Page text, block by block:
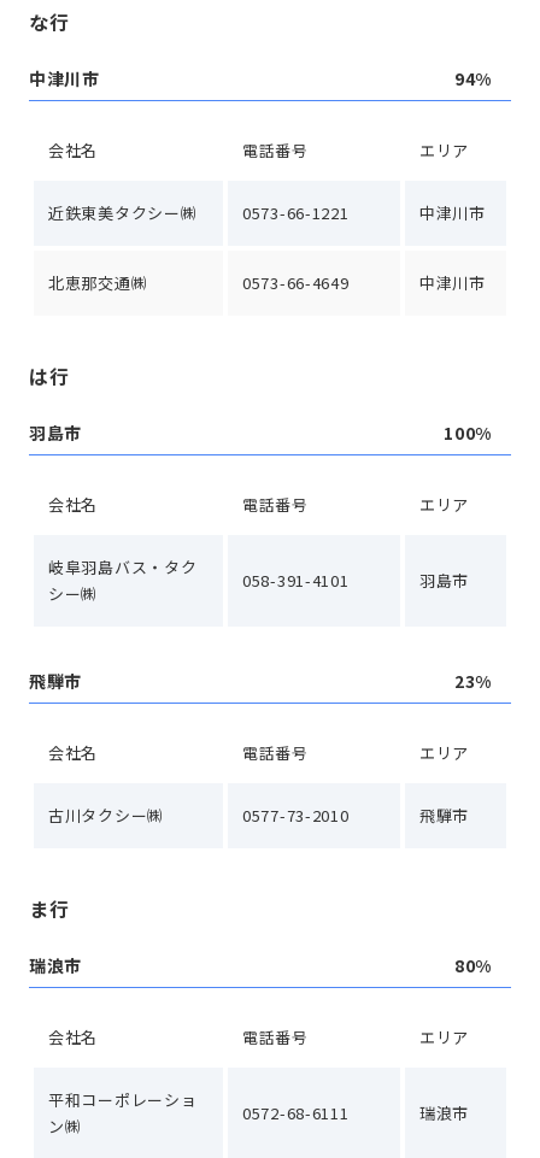
な行
中津川市 94%
会社名 電話番号 エリア
近鉄東美タクシー㈱ 0573-66-1221 中津川市
北恵那交通㈱ 0573-66-4649 中津川市
は行
羽島市 100%
会社名 電話番号 エリア
岐阜羽島バス・タク
シー㈱
058-391-4101 羽島市
飛騨市 23%
会社名 電話番号 エリア
古川タクシー㈱ 0577-73-2010 飛騨市
ま行
瑞浪市 80%
会社名 電話番号 エリア
平和コーポレーショ
ン㈱
0572-68-6111 瑞浪市